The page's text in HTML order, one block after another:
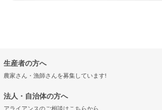
生産者の方へ
農家さん・漁師さんを募集しています!
法人・自治体の方へ
アライアンスのご相談はこちらから